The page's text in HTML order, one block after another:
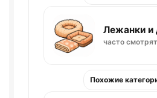
Лежанки и
часто смотрят
Похожие